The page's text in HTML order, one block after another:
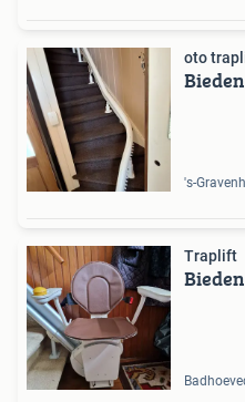
oto
Bieden
's-
Traplift
Bieden